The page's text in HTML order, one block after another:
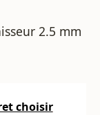
2.5 mm
choisir